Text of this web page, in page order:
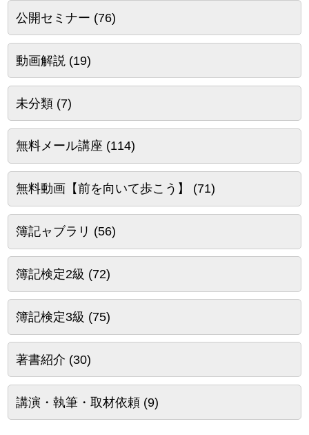
公開セミナー (76)
動画解説 (19)
未分類(7)
無料メール講座 (114)
無料動画【前を向いて歩こう】 (71)
簿記ャブラリ (56)
簿記検定2級 (72)
簿記検定3級 (75)
著書紹介 (30)
講演・執筆・取材依頼(9)